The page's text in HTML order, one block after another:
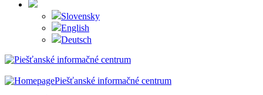
Slovensky
English
Deutsch
Piešťanské informačné centrum